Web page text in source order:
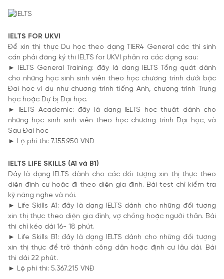
IELTS FOR UKVI
Để xin thị thực Du học theo dạng TIER4 General các thí sinh
cần phải đăng ký thi IELTS for UKVI phân ra các dạng sau:
► IELTS General Training: đây là dạng IELTS Tổng quát dành
cho những học sinh sinh viên theo học chương trình dưới bậc
Đại học ví dụ như chương trình tiếng Anh, chương trình Trung
học hoặc Dự bị Đại học.
► IELTS Academic: đây là dạng IELTS học thuật dành cho
những học sinh sinh viên theo học chương trình Đại học, và
Sau Đại học
► Lệ phí thi: 7.155.950 VNĐ
IELTS LIFE SKILLS (A1 và B1)
Đây là dạng IELTS dành cho các đối tượng xin thị thực theo
diện định cư hoặc đi theo diện gia đình. Bài test chỉ kiểm tra
kỹ năng nghe và nói.
► Life Skills A1: đây là dạng IELTS dành cho những đối tượng
xin thị thực theo diện gia đình, vợ chồng hoặc người thân. Bài
thi chỉ kéo dài 16- 18 phút.
► Life Skills B1: đây là dạng IELTS dành cho những đối tượng
xin thị thực để trở thành công dân hoặc định cư lâu dài. Bài
thi dài 22 phút.
► Lệ phí thi: 5.367.215 VNĐ